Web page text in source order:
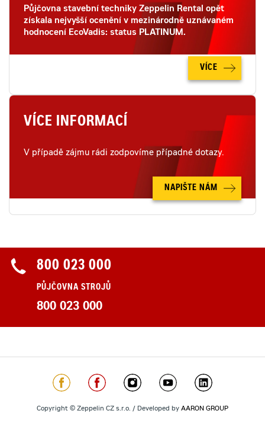
Půjčovna stavební techniky Zeppelin Rental opět
získala nejvyšší ocenění v mezinárodně uznávaném
hodnocení EcoVadis: status PLATINUM.
VÍCE
VÍCE INFORMACÍ
V případě zájmu rádi zodpovíme případné dotazy.
NAPIŠTE NÁM
800 023 000
PŮJČOVNA STROJŮ
800 023 000
Copyright © Zeppelin CZ s.r.o. / Developed by AARON GROUP